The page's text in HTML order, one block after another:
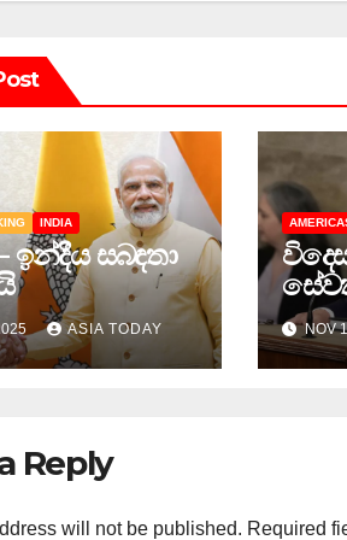
INDIA
ඉන්දීය සබඳතා
ASIA TODAY NOV
Reply
will not be published. Required